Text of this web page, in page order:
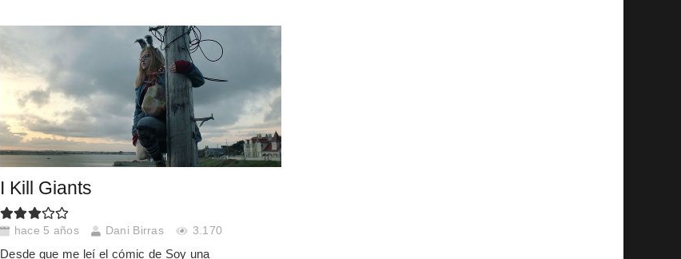
I Kill Giants
hace 5 años Dani Birras 3.170
Desde que me leí el cómic de Soy una